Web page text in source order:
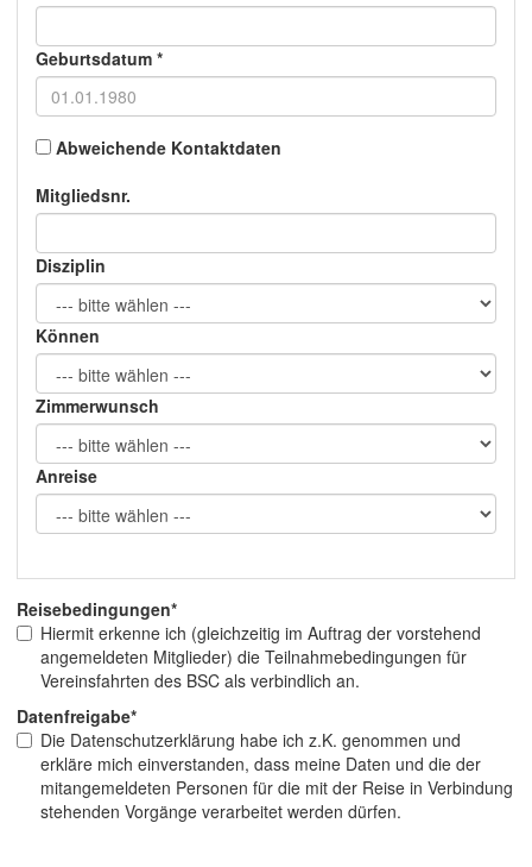
Geburtsdatum *
Abweichende Kontaktdaten
Mitgliedsnr.
Disziplin
Können
Zimmerwunsch
Anreise
Reisebedingungen*
Hiermit erkenne ich (gleichzeitig im Auftrag der vorstehend
angemeldeten Mitglieder) die Teilnahmebedingungen für
Vereinsfahrten des BSC als verbindlich an.
Datenfreigabe*
Die Datenschutzerklärung habe ich z.K. genommen und
erkläre mich einverstanden, dass meine Daten und die der
mitangemeldeten Personen für die mit der Reise in Verbindung
stehenden Vorgänge verarbeitet werden dürfen.